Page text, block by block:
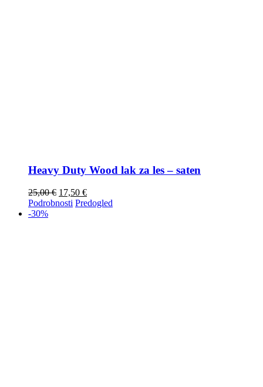
Heavy Duty Wood lak za les – saten
25,00€ 17,50 €
Podrobnosti Predogled
-30%